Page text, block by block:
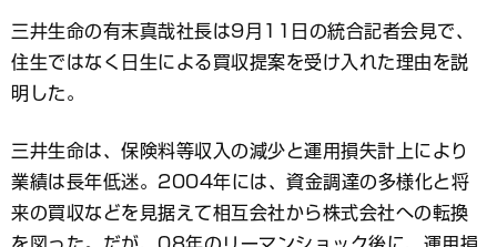
三井生命の有末真哉社長は9月11日の統合記者会見で、
住生ではなく日生による買収提案を受け入れた理由を説
明した。
三井生命は、保険料等収入の減少と運用損失計上により
業績は長年低迷。2004年には、資金調達の多様化と将
来の買収などを見据えて相互会社から株式会社への転換